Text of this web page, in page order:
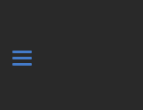
Toggle navigation